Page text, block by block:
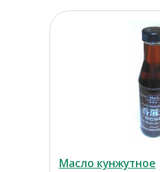
Масло кунжутное